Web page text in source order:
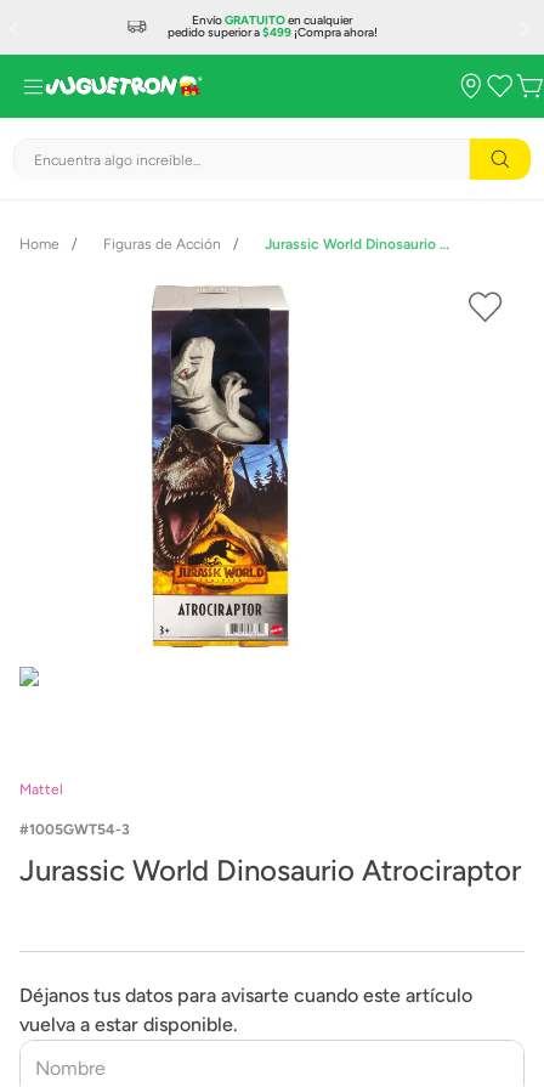
EnvíoGRATUITOen cualquier
pedido superior a$499¡Compra ahora!
Encuentra algo increíble...
Figuras de Acción Jurassic World Dinosaurio Atrociraptor
Mattel
1005GWT54-3
Jurassic World Dinosaurio Atrociraptor
Déjanos tus datos para avisarte cuando este artículo
vuelva a estar disponible.